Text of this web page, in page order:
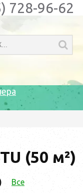
728-96-62
(50 м²)
Все